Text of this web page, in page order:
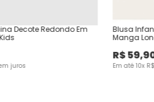
Decote Redondo Em
juros
Blusa
Manga
R$59,
Em até10x R$